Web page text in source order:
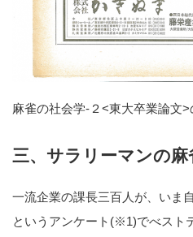
麻雀の社会学-２<東大卒業論文>
三、サラリーマンの麻
一流企業の課長三百人が、いま
というアンケート(※1)でべスト